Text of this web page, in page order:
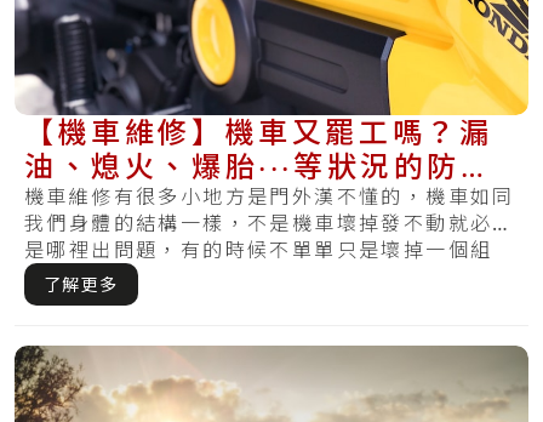
【機車維修】機車又罷工嗎？漏
油、熄火、爆胎‧‧‧等狀況的防範
方式在這裡
機車維修有很多小地方是門外漢不懂的，機車如同
我們身體的結構一樣，不是機車壞掉發不動就必定
是哪裡出問題，有的時候不單單只是壞掉一個組
件，反.....
了解更多